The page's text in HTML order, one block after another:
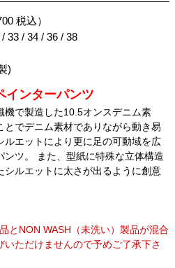
税込）
33 / 34 / 36 / 38
)
インターパンツ
機で製造した10.5オンスデニム素
でデニム素材でありながら動き易
ルエットにより更に足の可動域を広
ンツ。 また、型紙に特殊な立体構造
シルエットに太さが出るように創意
とNON WASH（未洗い）製品が混合
いただけませんので予めご了承下さ